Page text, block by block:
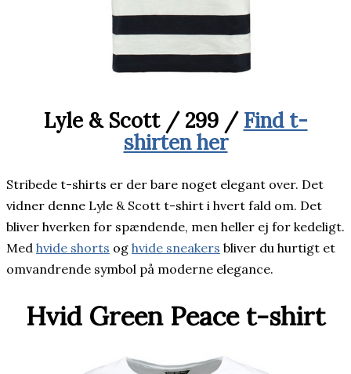
Lyle & Scott / 299 / Find t-
shirten her
Stribede t-shirts er der bare noget elegant over. Det
vidner denne Lyle & Scott t-shirt i hvert fald om. Det
bliver hverken for spændende, men heller ej for kedeligt.
Med hvide shorts og hvide sneakers bliver du hurtigt et
omvandrende symbol på moderne elegance.
Hvid Green Peace t-shirt